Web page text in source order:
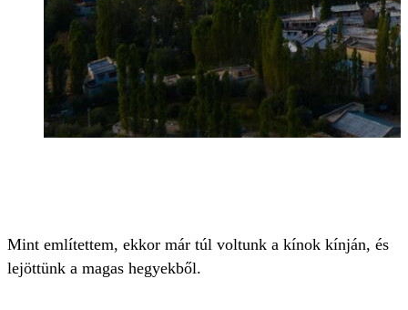
Mint említettem, ekkor már túl voltunk a kínok kínján, és
lejöttünk a magas hegyekből.